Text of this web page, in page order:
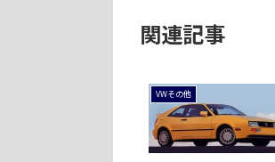
関連記事
VWその他